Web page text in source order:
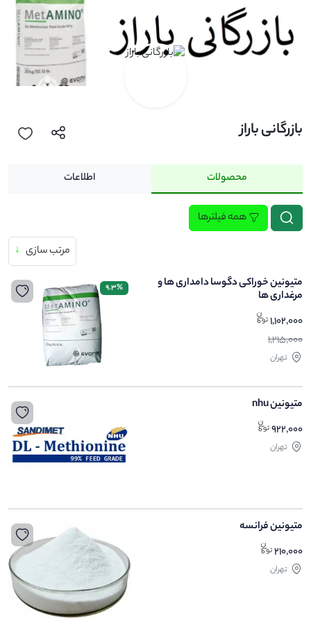
بازرگانی باراز
محصولات اطلاعات
همه فیلترها
مرتب سازی ↓
متیونین خوراکی دگوسا دامداری ها و
مرغداری ها
1,102,000
1,215,000
تهران
9.3%
متیونین nhu
922,000
تهران
متیونین فرانسه
210,000
تهران